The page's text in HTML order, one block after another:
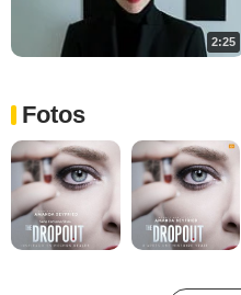
2:25
Fotos